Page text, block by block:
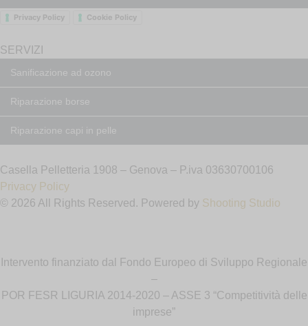
Privacy Policy Cookie Policy
SERVIZI
Sanificazione ad ozono
Riparazione borse
Riparazione capi in pelle
Casella Pelletteria 1908 – Genova – P.iva 03630700106
Privacy Policy
© 2026 All Rights Reserved. Powered by Shooting Studio
Intervento finanziato dal Fondo Europeo di Sviluppo Regionale
–
POR FESR LIGURIA 2014-2020 – ASSE 3 “Competitività delle
imprese”